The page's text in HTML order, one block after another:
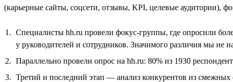
(карьерные сайты, соцсети, отзывы, KPI, целевые аудитории),
Специалисты hh.ru провели фокус-группы, где опросили
у руководителей и сотрудников. Значимого различия мы не
Параллельно провели опрос на hh.ru: 80% из 1930
Третий и последний этап — анализ конкурентов из